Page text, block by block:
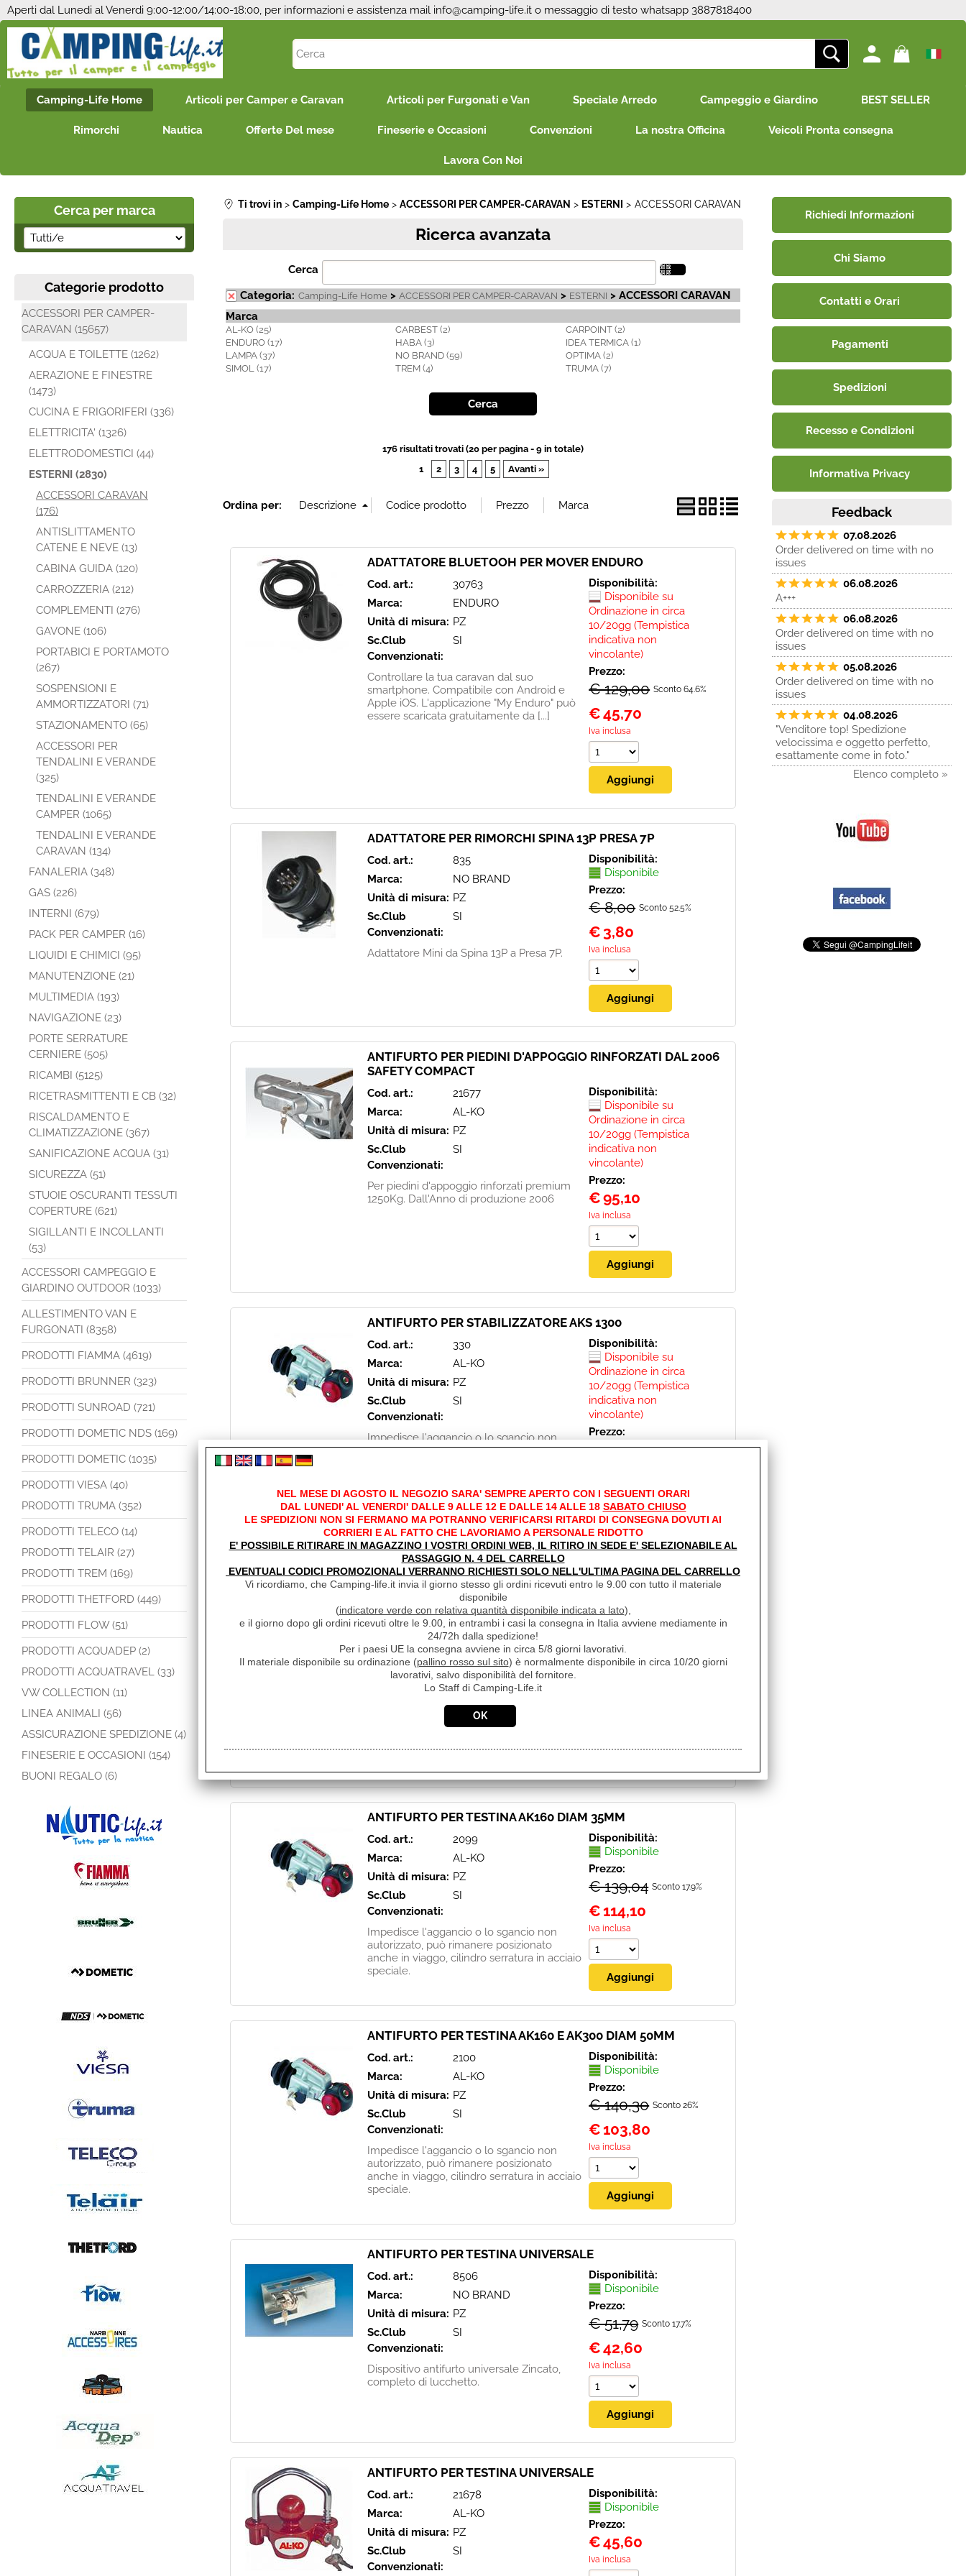
Aperti dal Lunedi al Venerdi 9:00-12:00/14:00-18:00, per informazioni e assistenza mail info@camping-life.it o messaggio di testo whatsapp 3887818400
Per completare l'ordine inserisci
poi clicca sul pulsante "Accedi"
Password:
Hai perso la password?
Se non sei ancora registrato sul
"Registrati"
Camping-Life Home Articoli per Camper e Caravan Articoli per Furgonati e Van Speciale Arredo Campeggio e Giardino BEST SELLER
Rimorchi Nautica Offerte Del mese Fineserie e Occasioni Convenzioni La nostra Officina Veicoli Pronta consegna
Lavora Con Noi
Cerca per marca
Categorie prodotto
ACCESSORI PER CAMPER-
CARAVAN (15657)
ACQUA E TOILETTE (1262)
AERAZIONE E FINESTRE
(1473)
CUCINA E FRIGORIFERI (336)
ELETTRICITA' (1326)
ELETTRODOMESTICI (44)
ESTERNI (2830)
ACCESSORI CARAVAN
(176)
ANTISLITTAMENTO
CATENE E NEVE (13)
CABINA GUIDA (120)
CARROZZERIA (212)
COMPLEMENTI (276)
GAVONE (106)
PORTABICI E PORTAMOTO
(267)
SOSPENSIONI E
AMMORTIZZATORI (71)
STAZIONAMENTO (65)
ACCESSORI PER
TENDALINI E VERANDE
(325)
TENDALINI E VERANDE
CAMPER (1065)
TENDALINI E VERANDE
CARAVAN (134)
FANALERIA (348)
GAS (226)
INTERNI (679)
PACK PER CAMPER (16)
LIQUIDI E CHIMICI (95)
MANUTENZIONE (21)
MULTIMEDIA (193)
NAVIGAZIONE (23)
PORTE SERRATURE
CERNIERE (505)
RICAMBI (5125)
RICETRASMITTENTI E CB (32)
RISCALDAMENTO E
CLIMATIZZAZIONE (367)
SANIFICAZIONE ACQUA (31)
SICUREZZA (51)
STUOIE OSCURANTI TESSUTI
COPERTURE (621)
SIGILLANTI E INCOLLANTI
(53)
ACCESSORI CAMPEGGIO E
GIARDINO OUTDOOR (1033)
ALLESTIMENTO VAN E
FURGONATI (8358)
PRODOTTI FIAMMA (4619)
PRODOTTI BRUNNER (323)
PRODOTTI SUNROAD (721)
PRODOTTI DOMETIC NDS (169)
PRODOTTI DOMETIC (1035)
PRODOTTI VIESA (40)
PRODOTTI TRUMA (352)
PRODOTTI TELECO (14)
PRODOTTI TELAIR (27)
PRODOTTI TREM (169)
PRODOTTI THETFORD (449)
PRODOTTI FLOW (51)
PRODOTTI ACQUADEP (2)
PRODOTTI ACQUATRAVEL (33)
VW COLLECTION (11)
LINEA ANIMALI (56)
ASSICURAZIONE SPEDIZIONE (4)
FINESERIE E OCCASIONI (154)
BUONI REGALO (6)
Ti trovi in Camping-Life Home ACCESSORI PER CAMPER-CARAVAN ESTERNI ACCESSORI CARAVAN
Ricerca avanzata
Cerca
Categoria: Camping-Life Home > ACCESSORI PER CAMPER-CARAVAN > ESTERNI > ACCESSORI CARAVAN
Marca
AL-KO (25) CARBEST (2)
CARPOINT (2)
ENDURO (17)
HABA (3)
IDEA TERMICA (1)
LAMPA (37)
NO BRAND (59)
OPTIMA (2)
SIMOL (17)
TREM (4) TRUMA (7)
176 risultati trovati (20 per pagina - 9 in totale)
1
2 3 4 5 Avanti »
Ordina per:
ADATTATORE BLUETOOH PER MOVER ENDURO
Cod. art.:
30763
Marca:
ENDURO
Unità di misura: PZ
Sc.Club
Convenzionati:
SI
Controllare la tua caravan dal suo
smartphone. Compatibile con Android e
Apple iOS. L'applicazione "My Enduro" può
essere scaricata gratuitamente da [...]
Disponibilità:
Disponibile su
Ordinazione in circa
10/20gg (Tempistica
indicativa non
vincolante)
Prezzo:
€ 129,00 Sconto 64.6%
€45,70
Iva inclusa
ADATTATORE PER RIMORCHI SPINA 13P PRESA 7P
Cod. art.:
835
Marca:
NO BRAND
Unità di misura: PZ
Sc.Club
Convenzionati:
SI
Adattatore Mini da Spina 13P a Presa 7P.
Disponibilità:
Disponibile
Prezzo:
€ 8,00 Sconto 52.5%
€ 3,80
Iva inclusa
ANTIFURTO PER PIEDINI D'APPOGGIO RINFORZATI DAL 2006
SAFETY COMPACT
Cod. art.:
21677
Marca:
AL-KO
Unità di misura: PZ
Sc.Club
Convenzionati:
SI
Per piedini d'appoggio rinforzati premium
1250Kg. Dall'Anno di produzione 2006
Disponibilità:
Disponibile su
Ordinazione in circa
10/20gg (Tempistica
indicativa non
vincolante)
Prezzo:
€95,10
Iva inclusa
ANTIFURTO PER STABILIZZATORE AKS 1300
Cod. art.:
330
Marca:
AL-KO
Unità di misura: PZ
Sc.Club
Convenzionati:
SI
Impedisce l'aggancio o lo sgancio non
autorizzato, può rimanere posizionato
Disponibilità:
Disponibile su
Ordinazione in circa
10/20gg (Tempistica
indicativa non
vincolante)
Prezzo:
€ 104,90 Sconto 23.6%
Iva inclusa
ANTIFURTO PER STABILIZZATORE AKS 2004/3004
Cod. art.:
331
AL-KO
Unità di misura: PZ
Sc.Club
Convenzionati:
SI
Impedisce l'aggancio o lo sgancio non
autorizzato, può rimanere posizionato
speciale.
Disponibilità:
Prezzo:
€ 104,90 Sconto 8.5%
ANTIFURTO PER TESTINA AK160 DIAM 35MM
Cod. art.:
2099
Marca:
AL-KO
Unità di misura: PZ
Sc.Club
Convenzionati:
SI
Impedisce l'aggancio o lo sgancio non
autorizzato, può rimanere posizionato
anche in viaggo, cilindro serratura in acciaio
speciale.
Disponibilità:
Disponibile
Prezzo:
€ 139,04 Sconto 17.9%
€ 114,10
Iva inclusa
ANTIFURTO PER TESTINA AK160 E AK300 DIAM 50MM
Cod. art.:
2100
Marca:
AL-KO
Unità di misura: PZ
Sc.Club
Convenzionati:
SI
Impedisce l'aggancio o lo sgancio non
autorizzato, può rimanere posizionato
anche in viaggo, cilindro serratura in acciaio
speciale.
Disponibilità:
Disponibile
Prezzo:
€ 140,30 Sconto 26%
€ 103,80
Iva inclusa
ANTIFURTO PER TESTINA UNIVERSALE
Cod. art.:
8506
Marca:
NO BRAND
Unità di misura: PZ
Sc.Club
Convenzionati:
SI
Dispositivo antifurto universale Zincato,
completo di lucchetto.
Disponibilità:
Disponibile
Prezzo:
€ 51,79 Sconto 17.7%
€42,60
Iva inclusa
ANTIFURTO PER TESTINA UNIVERSALE
Cod. art.:
21678
Marca:
AL-KO
Unità di misura: PZ
Sc.Club
Convenzionati:
SI
Disponibilità:
Disponibile
Prezzo:
€45,60
Iva inclusa
Richiedi Informazioni
Chi Siamo
Contatti e Orari
Pagamenti
Spedizioni
Recesso e Condizioni
Informativa Privacy
Feedback
07.08.2026
Order delivered on time with no
issues
06.08.2026
A+++
06.08.2026
Order delivered on time with no
issues
05.08.2026
Order delivered on time with no
issues
04.08.2026
"Venditore top! Spedizione
velocissima e oggetto perfetto,
esattamente come in foto."
Elenco completo »
NEL MESE DI AGOSTO IL NEGOZIO SARA' SEMPRE APERTO CON I SEGUENTI ORARI
DAL LUNEDI' AL VENERDI' DALLE 9 ALLE 12 E DALLE 14 ALLE 18 SABATO CHIUSO
LE SPEDIZIONI NON SI FERMANO MA POTRANNO VERIFICARSI RITARDI DI CONSEGNA DOVUTI AI
CORRIERI E AL FATTO CHE LAVORIAMO A PERSONALE RIDOTTO
E' POSSIBILE RITIRARE IN MAGAZZINO I VOSTRI ORDINI WEB, IL RITIRO IN SEDE E' SELEZIONABILE AL
PASSAGGIO N. 4 DEL CARRELLO
EVENTUALI CODICI PROMOZIONALI VERRANNO RICHIESTI SOLO NELL'ULTIMA PAGINA DEL CARRELLO
Vi ricordiamo, che Camping-life.it invia il giorno stesso gli ordini ricevuti entro le 9.00 con tutto il materiale
disponibile
(indicatore verde con relativa quantità disponibile indicata a lato),
e il giorno dopo gli ordini ricevuti oltre le 9.00, in entrambi i casi la consegna in Italia avviene mediamente in
24/72h dalla spedizione!
Per i paesi UE la consegna avviene in circa 5/8 giorni lavorativi.
Il materiale disponibile su ordinazione (pallino rosso sul sito) è normalmente disponibile in circa 10/20 giorni
lavorativi, salvo disponibilità del fornitore.
Lo Staff di Camping-Life.it